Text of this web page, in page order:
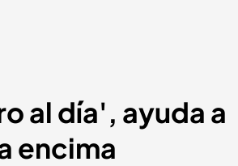
al día', ayuda a
encima